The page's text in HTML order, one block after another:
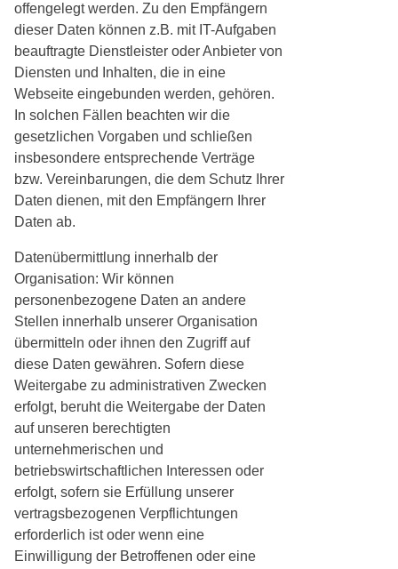
offengelegt werden. Zu den Empfängern
dieser Daten können z.B. mit IT-Aufgaben
beauftragte Dienstleister oder Anbieter von
Diensten und Inhalten, die in eine
Webseite eingebunden werden, gehören.
In solchen Fällen beachten wir die
gesetzlichen Vorgaben und schließen
insbesondere entsprechende Verträge
bzw. Vereinbarungen, die dem Schutz Ihrer
Daten dienen, mit den Empfängern Ihrer
Daten ab.
Datenübermittlung innerhalb der
Organisation: Wir können
personenbezogene Daten an andere
Stellen innerhalb unserer Organisation
übermitteln oder ihnen den Zugriff auf
diese Daten gewähren. Sofern diese
Weitergabe zu administrativen Zwecken
erfolgt, beruht die Weitergabe der Daten
auf unseren berechtigten
unternehmerischen und
betriebswirtschaftlichen Interessen oder
erfolgt, sofern sie Erfüllung unserer
vertragsbezogenen Verpflichtungen
erforderlich ist oder wenn eine
Einwilligung der Betroffenen oder eine